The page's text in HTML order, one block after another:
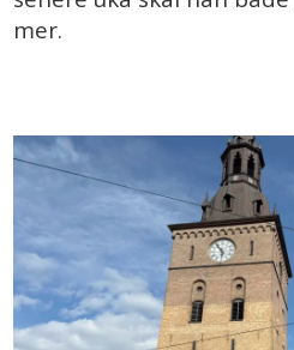
mer.